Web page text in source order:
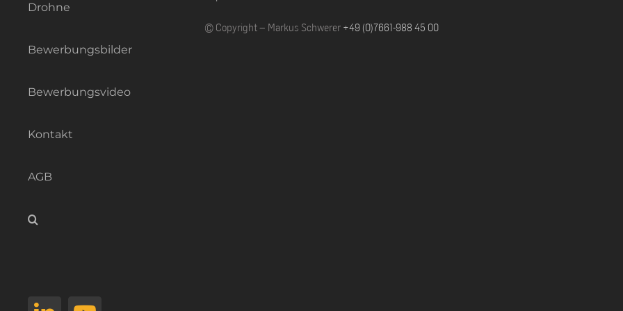
Drohne
Bewerbungsbilder
Bewerbungsvideo
Kontakt
AGB
© Copyright – Markus Schwerer +49 (0)7661-988 45 00